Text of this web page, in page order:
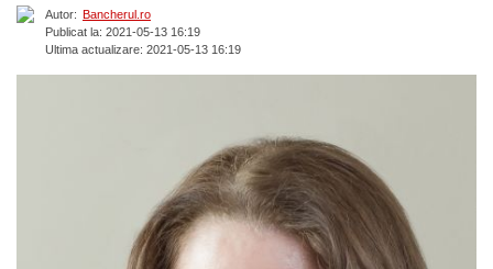
Autor: Bancherul.ro
Publicat la: 2021-05-13 16:19
Ultima actualizare: 2021-05-13 16:19